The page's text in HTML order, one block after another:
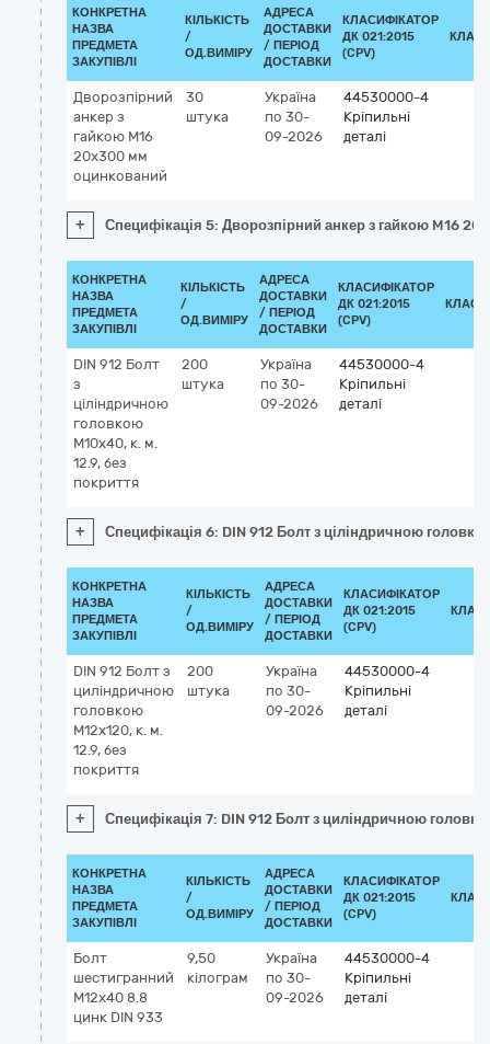
КОНКРЕТНА
НАЗВА
ПРЕДМЕТА
ЗАКУПІВЛІ
КІЛЬКІСТЬ
/
ОД.ВИМІРУ
АДРЕСА
ДОСТАВКИ
/ ПЕРІОД
ДОСТАВКИ
КЛАСИФІКАТОР
ДК 021:2015
(CPV)
Дворозпірний
анкер з
гайкою M16
20x300 мм
оцинкований
30
штука
Україна
по 30-
09-2026
44530000-4
Кріпильні
деталі
+ Специфікація 5: Дворозпірний анкер з гайкою M16
КОНКРЕТНА
НАЗВА
ПРЕДМЕТА
ЗАКУПІВЛІ
КІЛЬКІСТЬ
/
ОД.ВИМІРУ
АДРЕСА
ДОСТАВКИ
/ ПЕРІОД
ДОСТАВКИ
КЛАСИФІКАТОР
ДК 021:2015
(CPV)
DIN 912 Болт
з
ціліндричною
головкою
M10x40, к. м.
12.9, без
покриття
200
штука
Україна
по 30-
09-2026
44530000-4
Кріпильні
деталі
+ Специфікація 6: DIN 912 Болт з ціліндричною
КОНКРЕТНА
НАЗВА
ПРЕДМЕТА
ЗАКУПІВЛІ
КІЛЬКІСТЬ
/
ОД.ВИМІРУ
АДРЕСА
ДОСТАВКИ
/ ПЕРІОД
ДОСТАВКИ
КЛАСИФІКАТОР
ДК 021:2015
(CPV)
DIN 912 Болт з
циліндричною
головкою
M12x120, к. м.
12.9, без
покриття
200
штука
Україна
по 30-
09-2026
44530000-4
Кріпильні
деталі
+ Специфікація 7: DIN 912 Болт з циліндричною
КОНКРЕТНА
НАЗВА
ПРЕДМЕТА
ЗАКУПІВЛІ
КІЛЬКІСТЬ
/
ОД.ВИМІРУ
АДРЕСА
ДОСТАВКИ
/ ПЕРІОД
ДОСТАВКИ
КЛАСИФІКАТОР
ДК 021:2015
(CPV)
Болт
шестигранний
M12x40 8.8
цинк DIN 933
9,50
кілограм
Україна
по 30-
09-2026
44530000-4
Кріпильні
деталі